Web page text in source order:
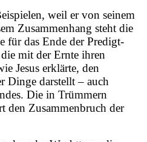
weil er von seinem
Zusammenhang steht die
für das Ende der Predigt-
mit der Ernte ihren
Jesus erklärte, den
Dinge darstellt – auch
Die in Trümmern
den Zusammenbruch der